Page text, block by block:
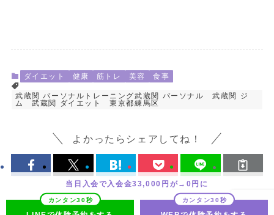
ダイエット 健康 筋トレ 美容 食事
武蔵関 パーソナルトレーニング武蔵関 パーソナル 武蔵関 ジ
ム 武蔵関 ダイエット 東京都練馬区
よかったらシェアしてね！
当日入会で入会金33,000円が→0円に